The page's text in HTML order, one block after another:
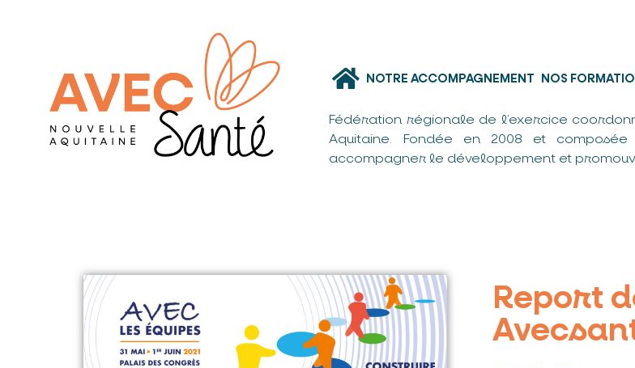
NOTRE ACCOMPAGNEMENT NOS
Fédération régionale de l’exercice
Aquitaine. Fondée en 2008 et
accompagner le développement et
Report